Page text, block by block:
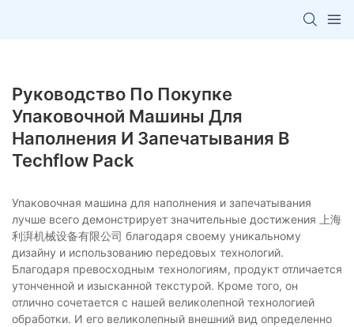
Руководство По Покупке
Упаковочной Машины Для
Наполнения И Запечатывания В
Techflow Pack
Упаковочная машина для наполнения и запечатывания
лучше всего демонстрирует значительные достижения 上海
利湃机械设备有限公司 благодаря своему уникальному
дизайну и использованию передовых технологий.
Благодаря превосходным технологиям, продукт отличается
утонченной и изысканной текстурой. Кроме того, он
отлично сочетается с нашей великолепной технологией
обработки. И его великолепный внешний вид определенно